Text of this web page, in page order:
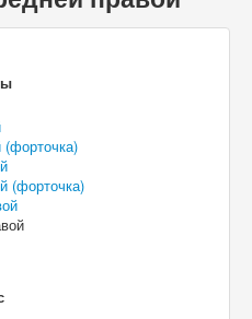
(форточка)
(форточка)